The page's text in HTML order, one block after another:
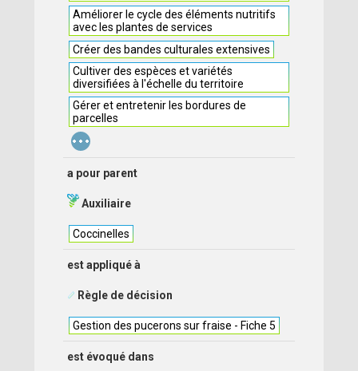
Améliorer le cycle des éléments nutritifs
avec les plantes de services
Créer des bandes culturales extensives
Cultiver des espèces et variétés
diversifiées à l'échelle du territoire
Gérer et entretenir les bordures de
parcelles
...
a pour parent
Auxiliaire
Coccinelles
est appliqué à
Règle de décision
Gestion des pucerons sur fraise - Fiche 5
est évoqué dans